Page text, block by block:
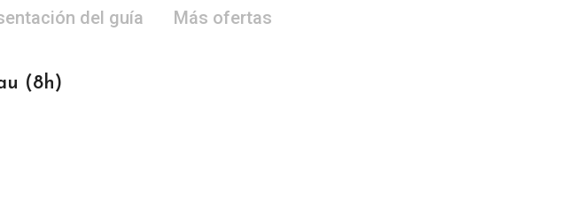
del guía Más ofertas
(8h)